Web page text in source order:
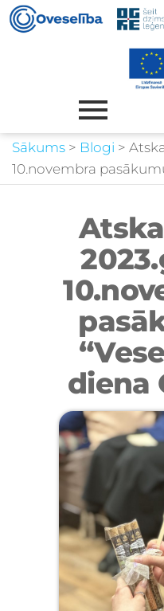
Sākums > Blogi >
10.novembra
diena